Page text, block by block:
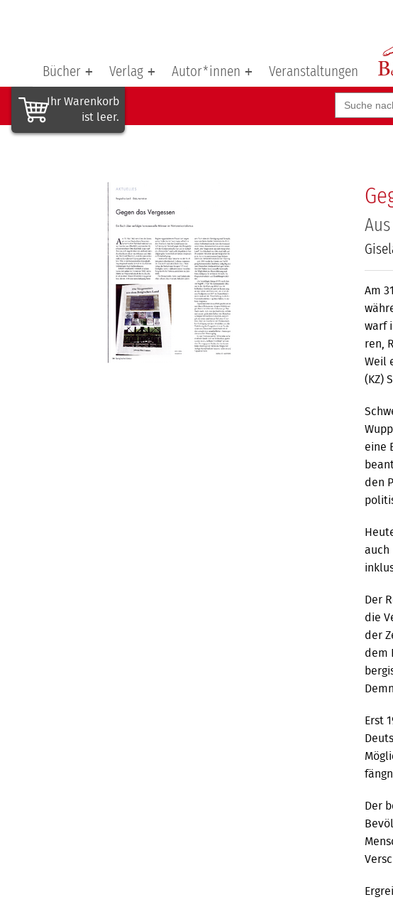
Bücher Verlag Autor*innen Veranstaltungen
Ihr Waren­korb
ist leer.
Suchbegriff
Am
warf
ren,
Weil
(KZ)
eine
den
auch
Der
die
der
dem
Erst
Der